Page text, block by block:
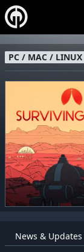
PC / MAC / LINUX
News & Updates